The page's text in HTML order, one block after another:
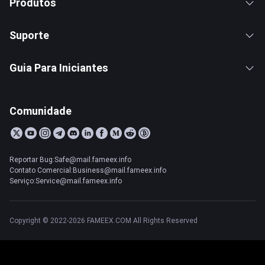
Produtos
Suporte
Guia Para Iniciantes
Comunidade
Reportar Bug:Safe@mail.fameex.info
Contato Comercial:Business@mail.fameex.info
Serviço:Service@mail.fameex.info
Copyright © 2022-2026 FAMEEX.COM All Rights Reserved